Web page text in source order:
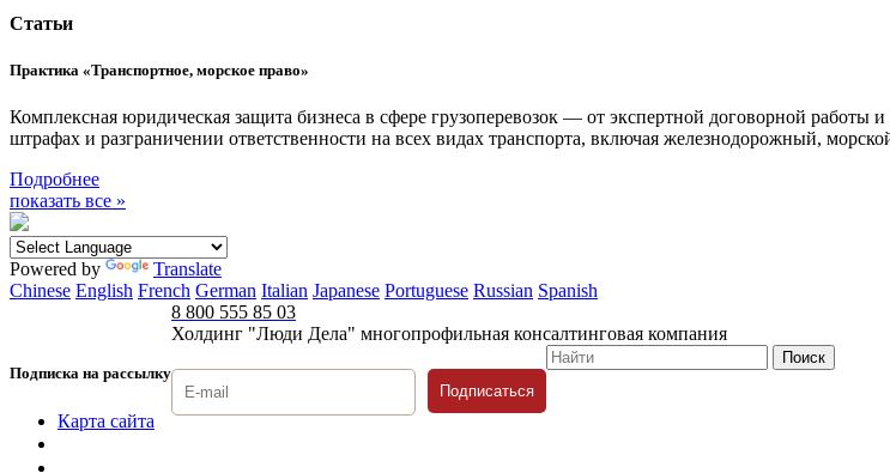
Статьи
Практика «Транспортное, морское право»
Комплексная юридическая защита бизнеса в сфере грузоперевозок — от экспертной договорной работы
штрафах и разграничении ответственности на всех видах транспорта, включая железнодорожный,
Подробнее
показать все »
Powered by
Translate
Chinese English French German Italian Japanese Portuguese Russian Spanish
Подписка на рассылку
8 800 555 85 03
Холдинг "Люди Дела" многопрофильная консалтинговая компания
Подписаться
Карта сайта